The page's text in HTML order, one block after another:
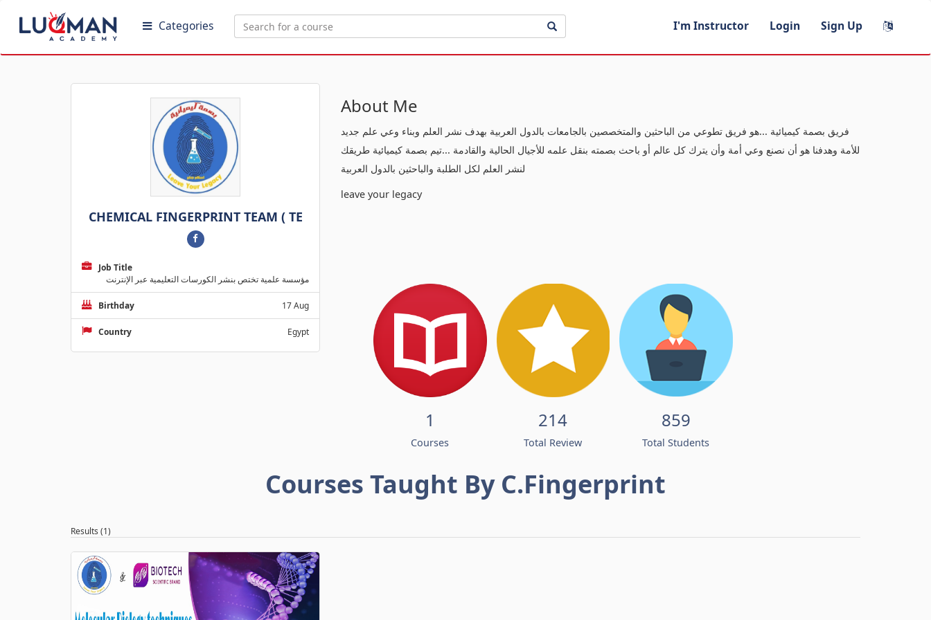
Categories I'm Instructor Login Sign Up
CHEMICAL FINGERPRINT TEAM ( TE
Job Title
مؤسسة علمية تختص بنشر الكورسات التعليمية عبر الإنترنت
Birthday 17 Aug
Country Egypt
About Me
فريق بصمة كيميائية ...هو فريق تطوعي من الباحثين والمتخصصين بالجامعات بالدول العربية بهدف نشر العلم وبناء وعي علم جديد
للأمة وهدفنا هو أن نصنع وعي أمة وأن يترك كل عالم أو باحث بصمته بنقل علمه للأجيال الحالية والقادمة ...تيم بصمة كيميائية طريقك
لنشر العلم لكل الطلبة والباحثين بالدول العربية
leave your legacy
1
Courses
214
Total Review
859
Total Students
Courses Taught By C.Fingerprint
Results (1)